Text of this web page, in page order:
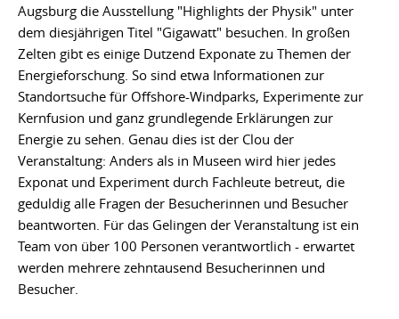
Augsburg die Ausstellung "Highlights der Physik" unter
dem diesjährigen Titel "Gigawatt" besuchen. In großen
Zelten gibt es einige Dutzend Exponate zu Themen der
Energieforschung. So sind etwa Informationen zur
Standortsuche für Offshore-Windparks, Experimente zur
Kernfusion und ganz grundlegende Erklärungen zur
Energie zu sehen. Genau dies ist der Clou der
Veranstaltung: Anders als in Museen wird hier jedes
Exponat und Experiment durch Fachleute betreut, die
geduldig alle Fragen der Besucherinnen und Besucher
beantworten. Für das Gelingen der Veranstaltung ist ein
Team von über 100 Personen verantwortlich - erwartet
werden mehrere zehntausend Besucherinnen und
Besucher.